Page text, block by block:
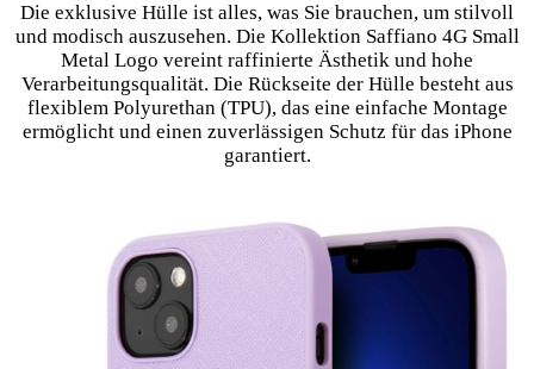
Die exklusive Hülle ist alles, was Sie brauchen, um stilvoll
und modisch auszusehen. Die Kollektion Saffiano 4G Small
Metal Logo vereint raffinierte Ästhetik und hohe
Verarbeitungsqualität. Die Rückseite der Hülle besteht aus
flexiblem Polyurethan (TPU), das eine einfache Montage
ermöglicht und einen zuverlässigen Schutz für das iPhone
garantiert.